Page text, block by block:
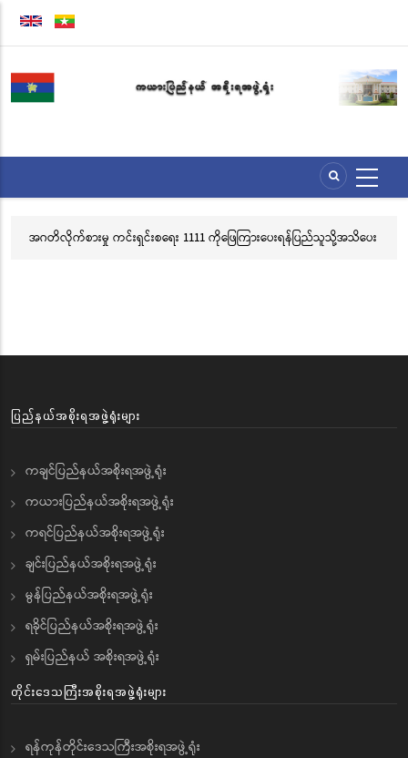
အဓိက
အကြောင်းအရာ
သွား
မည်
အဂတိလိုက်စားမှု ကင်းရှင်းစရေး 1111 ကိုဖြေကြားပေးရန်ပြည်သူသို့အသိပေး
ပြည်နယ်အစိုးရအဖွဲ့ရုံးများ
ကချင်ပြည်နယ်အစိုးရအဖွဲ့ရုံး
ကယားပြည်နယ်အစိုးရအဖွဲ့ရုံး
ကရင်ပြည်နယ်အစိုးရအဖွဲ့ရုံး
ချင်းပြည်နယ်အစိုးရအဖွဲ့ရုံး
မွန်ပြည်နယ်အစိုးရအဖွဲ့ရုံး
ရခိုင်ပြည်နယ်အစိုးရအဖွဲ့ရုံး
ရှမ်းပြည်နယ် အစိုးရအဖွဲ့ရုံး
တိုင်းဒေသကြီးအစိုးရအဖွဲ့ရုံးများ
ရန်ကုန်တိုင်းဒေသကြီးအစိုးရအဖွဲ့ရုံး